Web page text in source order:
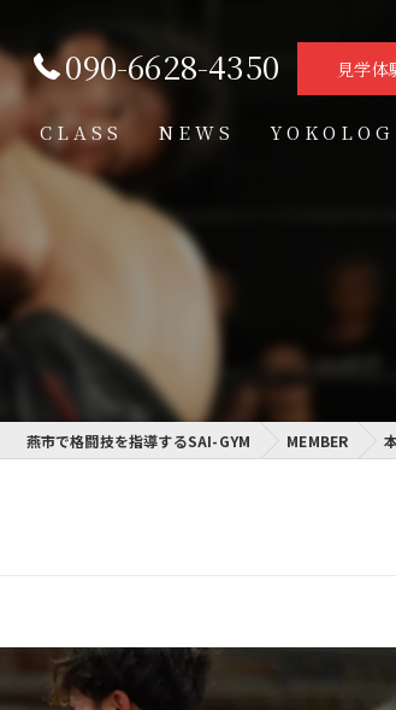
090-6628-4350 見学体
CLASS
タイムテーブル
格闘技クラス
通信制高校学習センター
NEWS YOKOLOG
燕市で格闘技を指導するSAI-GYM MEMBER